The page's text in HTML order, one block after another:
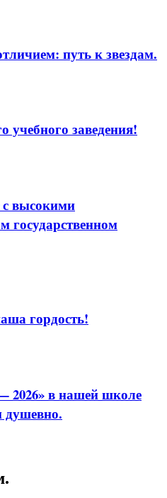
путь к звездам.
заведения!
высокими
государственном
гордость!
2026» в нашей школе
душевно.